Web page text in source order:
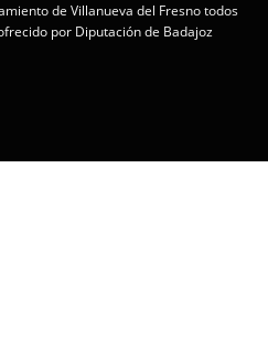
de Villanueva del Fresno todos
por Diputación de Badajoz